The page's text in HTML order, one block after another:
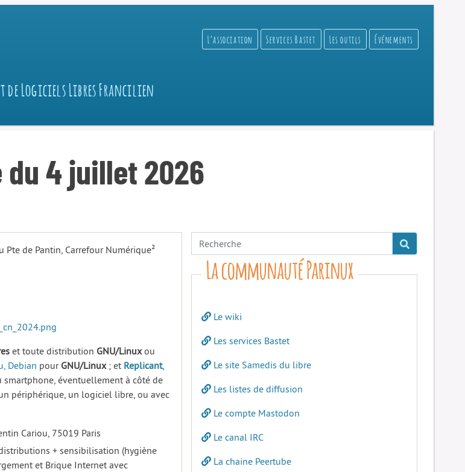
de Logiciels Libres Francilien
L’association Services Bastet Les outils Événements
du 4 juillet 2026
Pte de Pantin, Carrefour Numérique²
et toute distribution GNU/Linuxou
Debian pour GNU/Linux; et Replicant,
smartphone, éventuellement à côté de
périphérique, un logiciel libre, ou avec
Cariou, 75019 Paris
+ sensibilisation (hygiène
et Brique Internet avec
La communauté Parinux
Le wiki
Les services Bastet
Le site Samedis du libre
Les listes de diffusion
Le compte Mastodon
Le canal IRC
La chaine Peertube